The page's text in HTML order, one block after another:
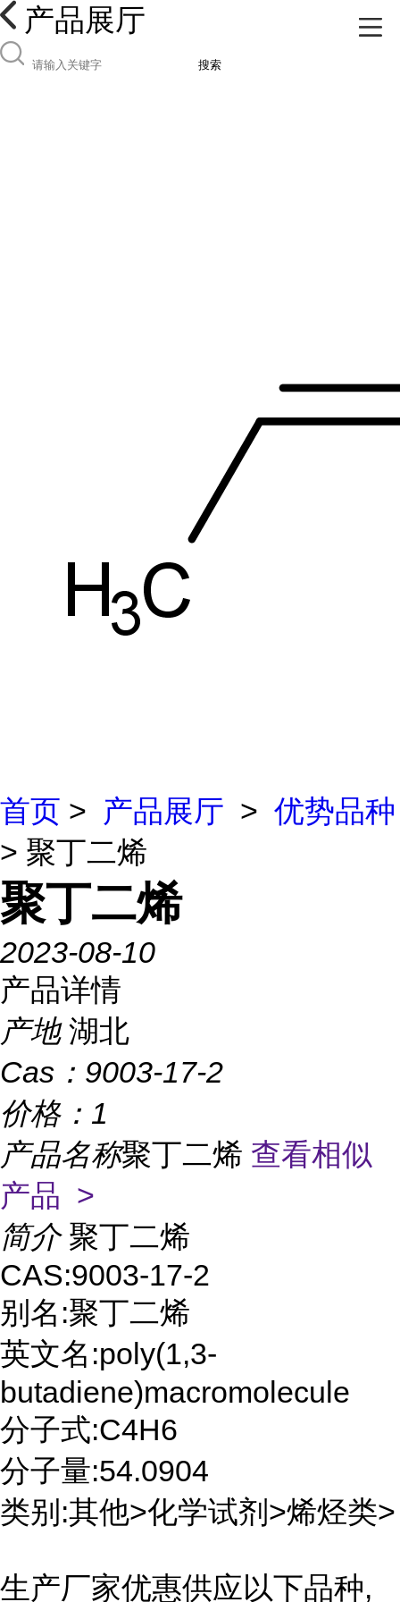
产品展厅
搜索
首页 > 产品展厅 > 优势品种
> 聚丁二烯
聚丁二烯
2023-08-10
产品详情
产地 湖北
Cas： 9003-17-2
价格： 1
产品名称聚丁二烯 查看相似
产品 >
简介 聚丁二烯
CAS:9003-17-2
别名:聚丁二烯
英文名:poly(1,3-
butadiene)macromolecule
分子式:C4H6
分子量:54.0904
类别:其他>化学试剂>烯烃类>
生产厂家优惠供应以下品种,